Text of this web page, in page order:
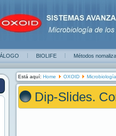
BIOLIFE Métodos
Está aquí: Home OXOID Microbiología
Dip-Slides.